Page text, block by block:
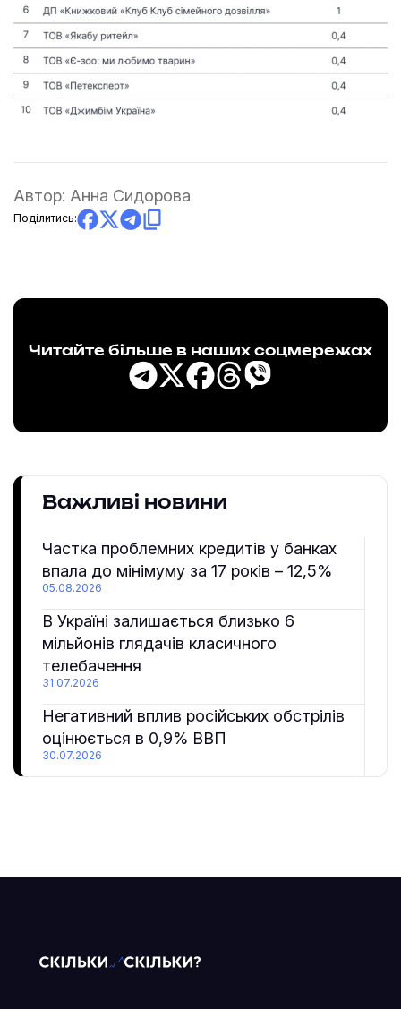
Автор: Анна Сидорова
Поділитись:
Читайте більше в наших соцмережах
Важливі новини
Частка проблемних кредитів у банках
впала до мінімуму за 17 років – 12,5%
05.08.2026
В Україні залишається близько 6
мільйонів глядачів класичного
телебачення
31.07.2026
Негативний вплив російських обстрілів
оцінюється в 0,9% ВВП
30.07.2026